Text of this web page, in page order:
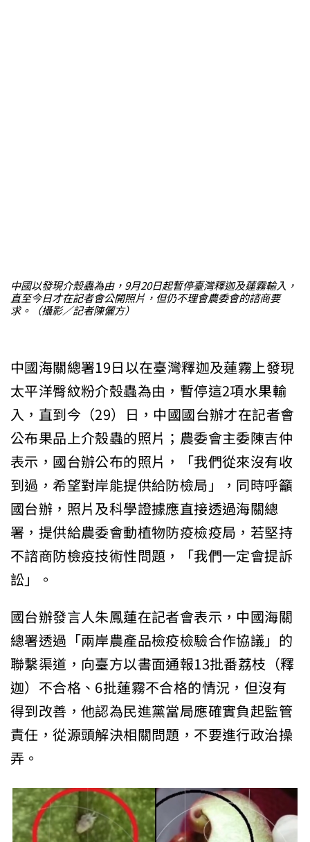
中國以發現介殼蟲為由，9月20日起暫停臺灣釋迦及蓮霧輸入，
直至今日才在記者會公開照片，但仍不理會農委會的諮商要
求。（攝影／記者陳儷方）
中國海關總署19日以在臺灣釋迦及蓮霧上發現
太平洋臀紋粉介殼蟲為由，暫停這2項水果輸
入，直到今（29）日，中國國台辦才在記者會
公布果品上介殼蟲的照片；農委會主委陳吉仲
表示，國台辦公布的照片，「我們從來沒有收
到過，希望對岸能提供給防檢局」，同時呼籲
國台辦，照片及科學證據應直接透過海關總
署，提供給農委會動植物防疫檢疫局，若堅持
不諮商防檢疫技術性問題，「我們一定會提訴
訟」。
國台辦發言人朱鳳蓮在記者會表示，中國海關
總署透過「兩岸農產品檢疫檢驗合作協議」的
聯繫渠道，向臺方以書面通報13批番荔枝（釋
迦）不合格、6批蓮霧不合格的情況，但沒有
得到改善，他認為民進黨當局應確實負起監管
責任，從源頭解決相關問題，不要進行政治操
弄。